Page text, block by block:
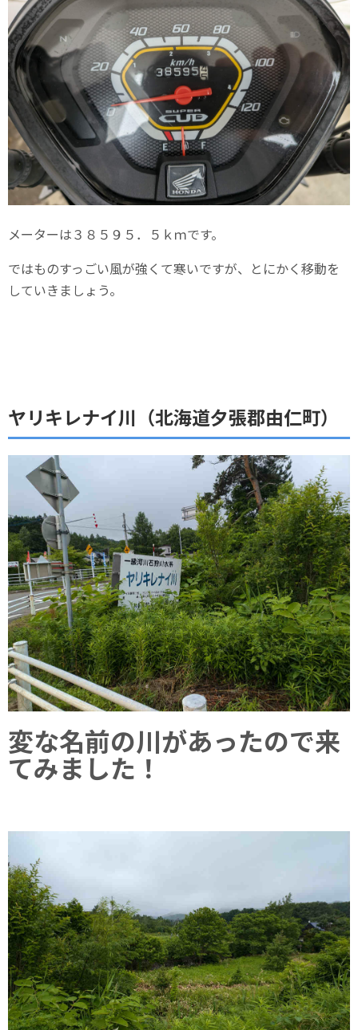
メーターは３８５９５．５ｋｍです。
ではものすっごい風が強くて寒いですが、とにかく移動を
していきましょう。
ヤリキレナイ川（北海道夕張郡由仁町）
変な名前の川があったので来
てみました！